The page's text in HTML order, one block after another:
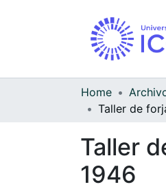
Home
Taller
1946